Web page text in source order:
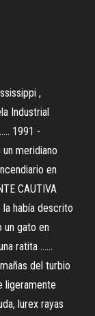
,
Industrial
1991 -
meridiano
en
CAUTIVA
había descrito
un gato en
ratita ......
del turbio
ligeramente
lurex rayas